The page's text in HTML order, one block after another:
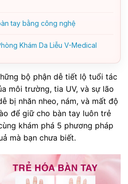
tay bằng công nghệ
Khám Da Liễu V-Medical
bộ phận dễ tiết lộ tuổi tác
môi trường, tia UV, và sự lão
bị nhăn nheo, nám, và mất độ
để giữ cho bàn tay luôn trẻ
khám phá 5 phương pháp
mà bạn chưa biết.